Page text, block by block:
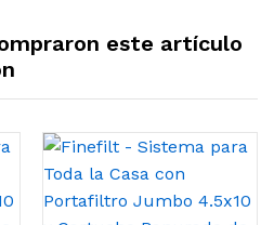
este artículo